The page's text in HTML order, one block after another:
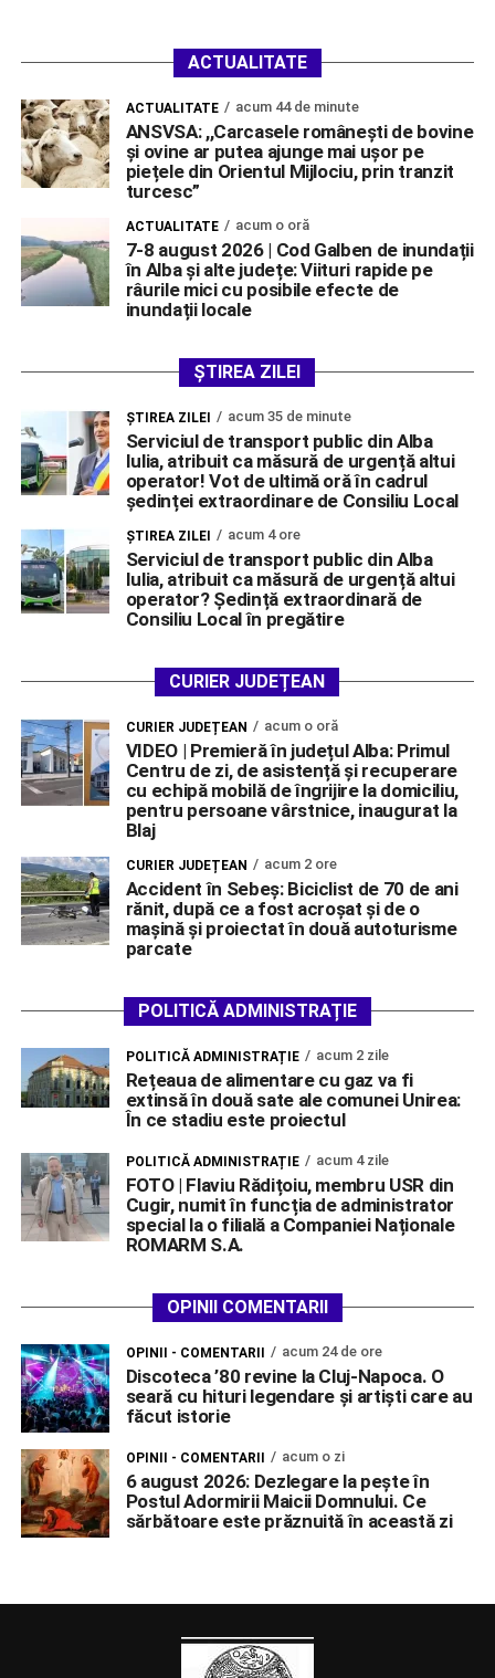
ACTUALITATE
ACTUALITATE acum 44 de minute
ANSVSA: ,,Carcasele românești de bovine
și ovine ar putea ajunge mai ușor pe
piețele din Orientul Mijlociu, prin tranzit
turcesc”
ACTUALITATE acum o oră
7-8 august 2026 | Cod Galben de inundații
în Alba și alte județe: Viituri rapide pe
râurile mici cu posibile efecte de
inundații locale
ȘTIREA ZILEI
ŞTIREA ZILEI acum 35 de minute
Serviciul de transport public din Alba
Iulia, atribuit ca măsură de urgență altui
operator! Vot de ultimă oră în cadrul
ședinței extraordinare de Consiliu Local
ŞTIREA ZILEI acum 4 ore
Serviciul de transport public din Alba
Iulia, atribuit ca măsură de urgență altui
operator? Ședință extraordinară de
Consiliu Local în pregătire
CURIER JUDEȚEAN
CURIER JUDEȚEAN acum o oră
VIDEO | Premieră în județul Alba: Primul
Centru de zi, de asistență și recuperare
cu echipă mobilă de îngrijire la domiciliu,
pentru persoane vârstnice, inaugurat la
Blaj
CURIER JUDEȚEAN acum 2 ore
Accident în Sebeș: Biciclist de 70 de ani
rănit, după ce a fost acroșat și de o
mașină și proiectat în două autoturisme
parcate
POLITICĂ ADMINISTRAȚIE
POLITICĂ ADMINISTRAȚIE acum 2 zile
Rețeaua de alimentare cu gaz va fi
extinsă în două sate ale comunei Unirea:
În ce stadiu este proiectul
POLITICĂ ADMINISTRAȚIE acum 4 zile
FOTO | Flaviu Rădițoiu, membru USR din
Cugir, numit în funcția de administrator
special la o filială a Companiei Naționale
ROMARM S.A.
OPINII COMENTARII
OPINII - COMENTARII acum 24 de ore
Discoteca ’80 revine la Cluj-Napoca. O
seară cu hituri legendare și artiști care au
făcut istorie
OPINII - COMENTARII acum o zi
6 august 2026: Dezlegare la pește în
Postul Adormirii Maicii Domnului. Ce
sărbătoare este prăznuită în această zi